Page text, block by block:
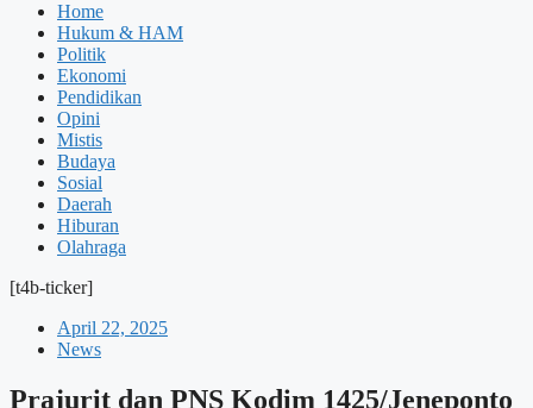
Home
Hukum & HAM
Politik
Ekonomi
Pendidikan
Opini
Mistis
Budaya
Sosial
Daerah
Hiburan
Olahraga
[t4b-ticker]
April 22, 2025
News
Prajurit dan PNS Kodim 1425/Jeneponto